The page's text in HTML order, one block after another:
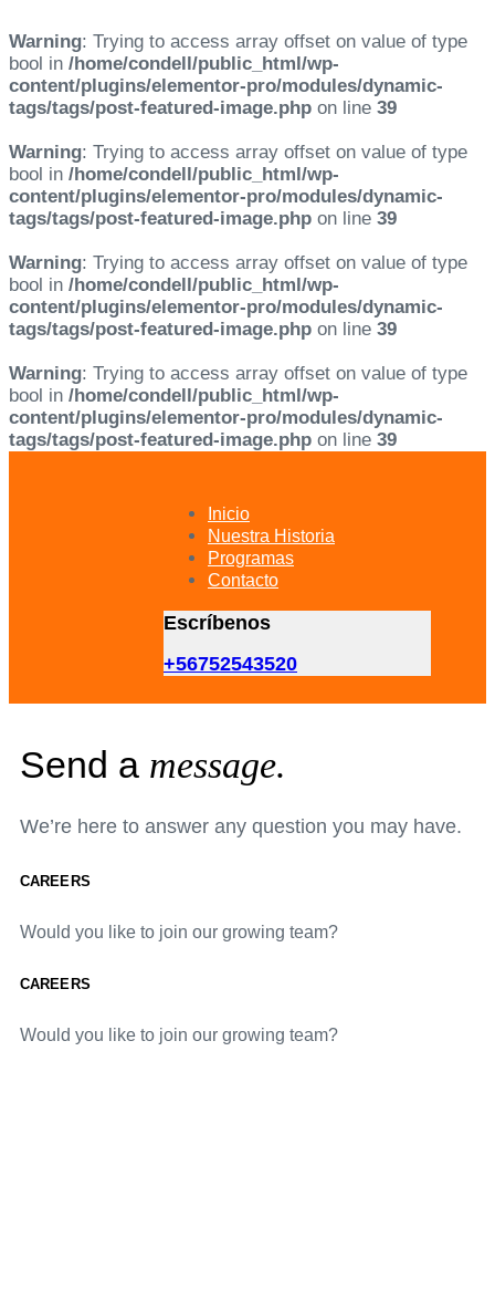
Warning: Trying to access array offset on value of type
bool in /home/condell/public_html/wp-
content/plugins/elementor-pro/modules/dynamic-
tags/tags/post-featured-image.php on line 39
Warning: Trying to access array offset on value of type
bool in /home/condell/public_html/wp-
content/plugins/elementor-pro/modules/dynamic-
tags/tags/post-featured-image.php on line 39
Warning: Trying to access array offset on value of type
bool in /home/condell/public_html/wp-
content/plugins/elementor-pro/modules/dynamic-
tags/tags/post-featured-image.php on line 39
Warning: Trying to access array offset on value of type
bool in /home/condell/public_html/wp-
content/plugins/elementor-pro/modules/dynamic-
tags/tags/post-featured-image.php on line 39
Inicio
Nuestra Historia
Programas
Contacto
Escríbenos
+56752543520
Send a message.
We’re here to answer any question you may have.
CAREERS
Would you like to join our growing team?
CAREERS
Would you like to join our growing team?